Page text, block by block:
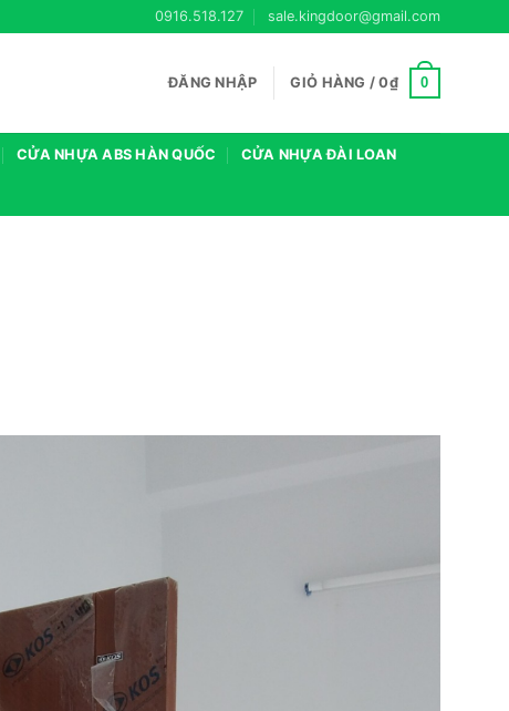
0916.518.127 sale.kingdoor@gmail.com
ĐĂNG NHẬP GIỎ HÀNG /0₫ 0
CỬA NHỰA ABS HÀN QUỐC CỬA NHỰA ĐÀI LOAN